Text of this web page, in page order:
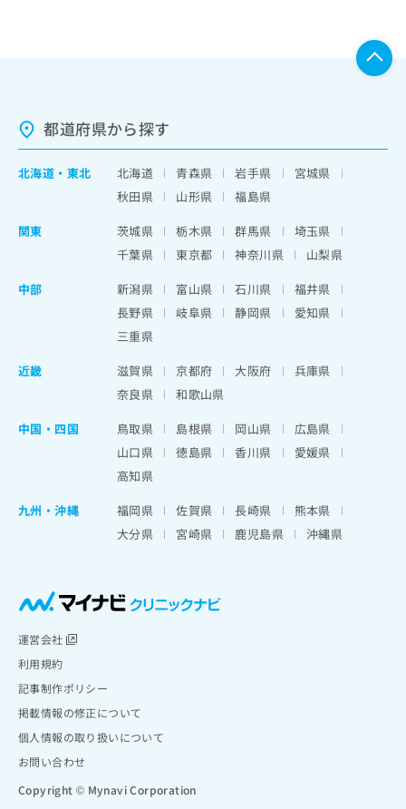
都道府県から探す
北海道 ・ 東北 北海道 青森県 岩手県
宮城県
秋田県
山形県
福島県
関東
茨城県 栃木県 群馬県
埼玉県
千葉県
東京都 神奈川県
山梨県
中部
新潟県 富山県 石川県
福井県
長野県
岐阜県 静岡県
愛知県
三重県
近畿
滋賀県 京都府 大阪府
兵庫県
奈良県
和歌山県
中国・四国
鳥取県 島根県 岡山県
広島県
山口県
徳島県 香川県
愛媛県
高知県
九州・沖縄
福岡県 佐賀県 長崎県
熊本県
大分県
宮崎県 鹿児島県 沖縄県
運営会社
利用規約
記事制作ポリシー
掲載情報の修正について
個人情報の取り扱いについて
お問い合わせ
Copyright © Mynavi Corporation